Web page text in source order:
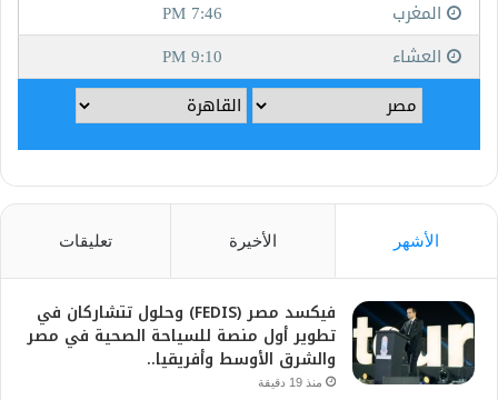
الأشهر الأخيرة تعليقات
فيكسد مصر (FEDIS) وحلول تتشاركان في
تطوير أول منصة للسياحة الصحية في مصر
والشرق الأوسط وأفريقيا..
منذ 19 دقيقة